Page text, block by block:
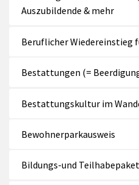
Auszubildende & mehr
Beruflicher Wiedereinstieg
Bestattungen (=
Bestattungskultur im
Bewohnerparkausweis
Bildungs-und Teilhabepaket